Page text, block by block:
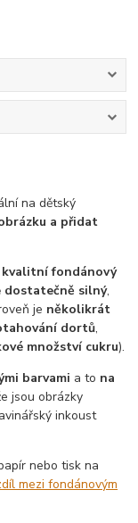
na dětský
a přidat
kvalitní fondánový
dostatečně silný,
je několikrát
dortů,
množství cukru).
barvami a to na
jsou obrázky
inkoust
nebo tisk na
mezi fondánovým